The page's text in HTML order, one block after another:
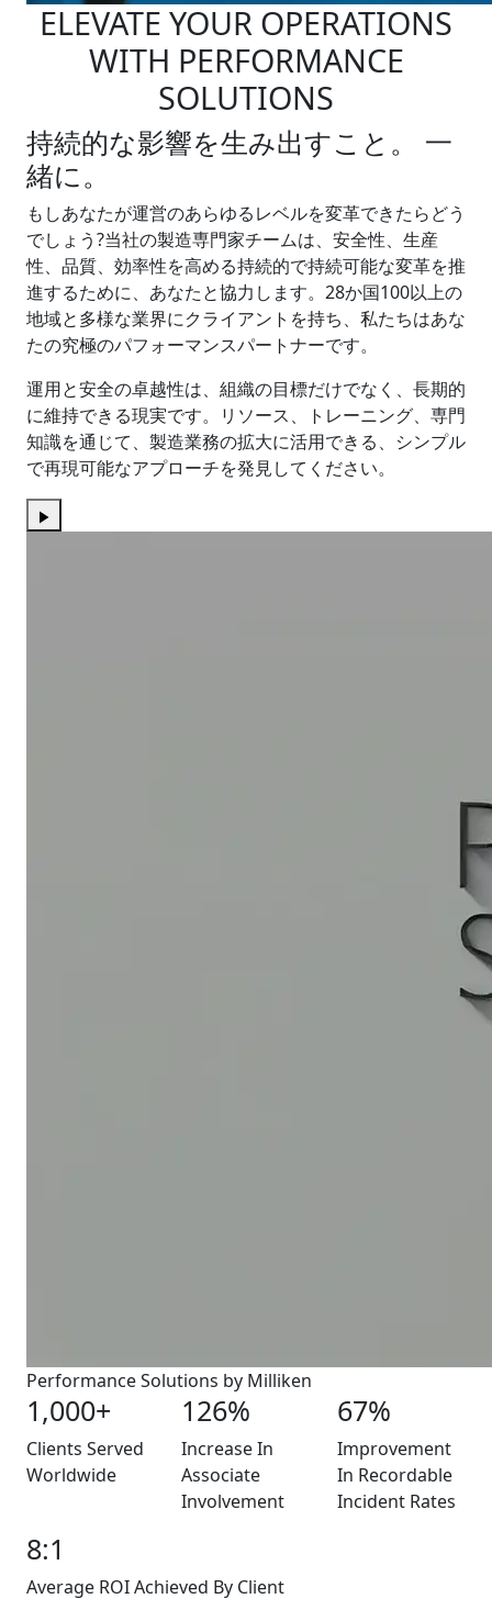
ELEVATE YOUR OPERATIONS
WITH PERFORMANCE
SOLUTIONS
持続的な影響を生み出すこと。 一
緒に。
もしあなたが運営のあらゆるレベルを変革できたらどう
でしょう?当社の製造専門家チームは、安全性、生産
性、品質、効率性を高める持続的で持続可能な変革を推
進するために、あなたと協力します。28か国100以上の
地域と多様な業界にクライアントを持ち、私たちはあな
たの究極のパフォーマンスパートナーです。
運用と安全の卓越性は、組織の目標だけでなく、長期的
に維持できる現実です。リソース、トレーニング、専門
知識を通じて、製造業務の拡大に活用できる、シンプル
で再現可能なアプローチを発見してください。
Performance Solutions by Milliken
1,000+
Clients Served
Worldwide
126%
Increase In
Associate
Involvement
67%
Improvement
In Recordable
Incident Rates
8:1
Average ROI Achieved By Client